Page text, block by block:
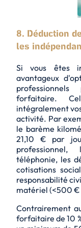
8. Déduction
les
Si vous êtes
avantageux
forfaitaire.
intégralement
activité. Par
le barème
21,10 € par
téléphonie, les
cotisations
responsabilité
matériel (<500 €
Contrairement
forfaitaire de 10